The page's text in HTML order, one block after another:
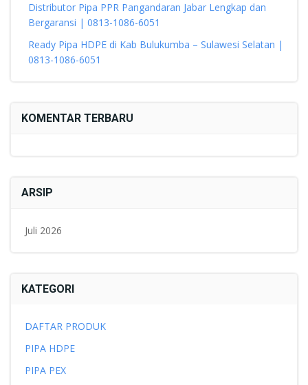
Distributor Pipa PPR Pangandaran Jabar Lengkap dan
Bergaransi | 0813-1086-6051
Ready Pipa HDPE di Kab Bulukumba – Sulawesi Selatan |
0813-1086-6051
KOMENTAR TERBARU
ARSIP
Juli 2026
KATEGORI
DAFTAR PRODUK
PIPA HDPE
PIPA PEX